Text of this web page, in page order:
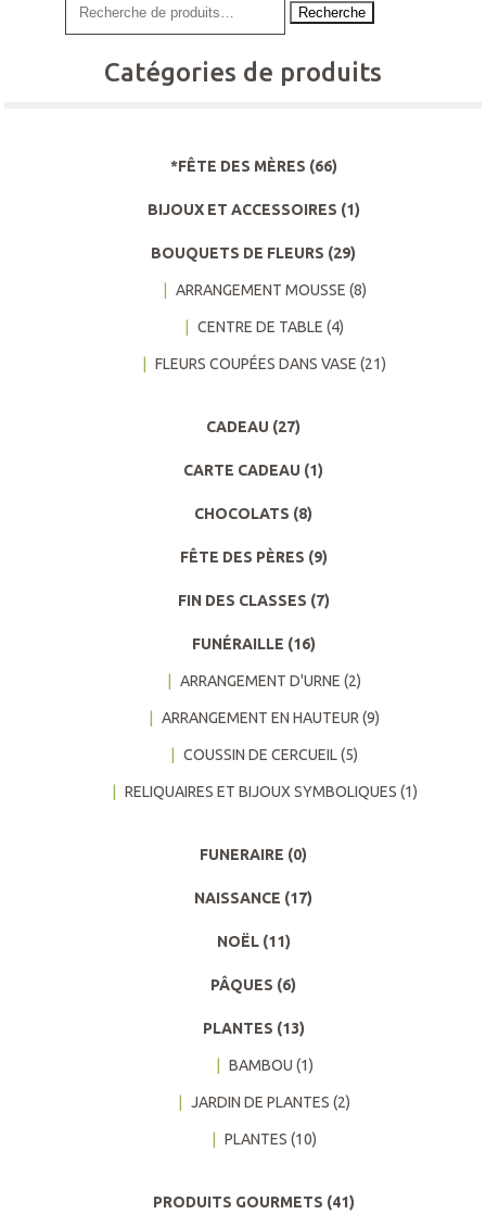
options
être
page
produit
Recherche
Catégories de produits
*FÊTE DES MÈRES (66)
BIJOUX ET ACCESSOIRES (1)
BOUQUETS DE FLEURS (29)
ARRANGEMENT MOUSSE (8)
CENTRE DE TABLE (4)
FLEURS COUPÉES DANS VASE (21)
CADEAU (27)
CARTE CADEAU (1)
CHOCOLATS (8)
FÊTE DES PÈRES (9)
FIN DES CLASSES (7)
FUNÉRAILLE (16)
ARRANGEMENT D'URNE (2)
ARRANGEMENT EN HAUTEUR (9)
COUSSIN DE CERCUEIL (5)
RELIQUAIRES ET BIJOUX SYMBOLIQUES (1)
FUNERAIRE (0)
NAISSANCE (17)
NOËL (11)
PÂQUES (6)
PLANTES (13)
BAMBOU (1)
JARDIN DE PLANTES (2)
PLANTES (10)
PRODUITS GOURMETS (41)